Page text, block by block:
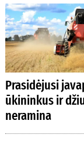
Prasidėjusi
ūkininkus ir
neramina